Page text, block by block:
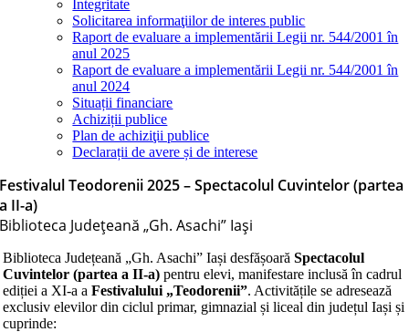
Integritate
Solicitarea informaţiilor de interes public
Raport de evaluare a implementării Legii nr. 544/2001 în
anul 2025
Raport de evaluare a implementării Legii nr. 544/2001 în
anul 2024
Situații financiare
Achiziții publice
Plan de achiziţii publice
Declarații de avere și de interese
Festivalul Teodorenii 2025 – Spectacolul Cuvintelor (partea
a II-a)
Biblioteca Judeţeană „Gh. Asachi” Iaşi
Biblioteca Județeană „Gh. Asachi” Iași desfășoară Spectacolul
Cuvintelor (partea a II-a) pentru elevi, manifestare inclusă în cadrul
ediției a XI-a a Festivalului „Teodorenii”. Activitățile se adresează
exclusiv elevilor din ciclul primar, gimnazial și liceal din județul Iași și
cuprinde: